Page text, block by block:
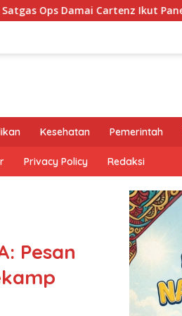
Panen Hasil Kebun Warga
Kesehatan Pemerintah
Privacy Policy Redaksi
Pesan